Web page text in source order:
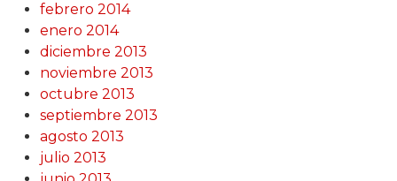
febrero 2014
enero 2014
diciembre 2013
noviembre 2013
octubre 2013
septiembre 2013
agosto 2013
julio 2013